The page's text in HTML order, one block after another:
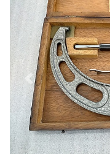
Previous